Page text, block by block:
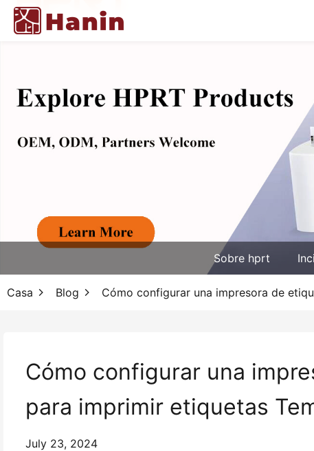
Sobre hprt
Casa Blog Cómo configurar una impresora de
Cómo configurar una
para imprimir etiquetas
July 23, 2024